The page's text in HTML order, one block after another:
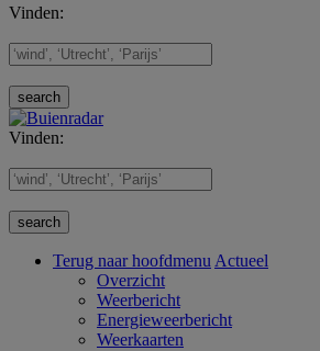
Vinden:
Vinden:
Terug naar hoofdmenu Actueel
Overzicht
Weerbericht
Energieweerbericht
Weerkaarten